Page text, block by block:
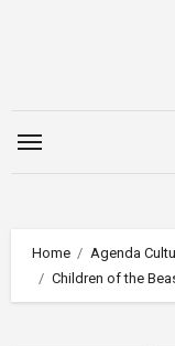
Home
Agenda
Children of the